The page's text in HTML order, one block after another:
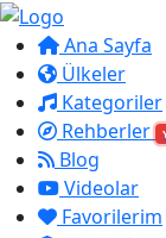
Ana Sayfa
Ülkeler
Kategoriler
Rehberler
Blog
Videolar
Favorilerim